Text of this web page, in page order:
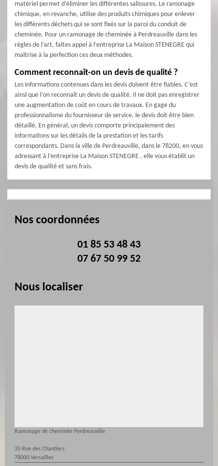
matériel permet d’éliminer les différentes salissures. Le ramonage
chimique, en revanche, utilise des produits chimiques pour enlever
les différents déchets qui se sont fixés sur la paroi du conduit de
cheminée. Pour un ramonage de cheminée à Perdreauville dans les
règles de l’art, faites appel à l’entreprise La Maison STENEGRE qui
maîtrise à la perfection ces deux méthodes.
Comment reconnaît-on un devis de qualité ?
Les informations contenues dans les devis doivent être fiables. C’est
ainsi que l’on reconnaît un devis de qualité. Il ne doit pas enregistrer
une augmentation de coût en cours de travaux. En gage du
professionnalisme du fournisseur de service, le devis doit être bien
détaillé. En général, un devis comporte principalement des
informations sur les détails de la prestation et les tarifs
correspondants. Dans la ville de Perdreauville, dans le 78200, en vous
adressant à l’entreprise La Maison STENEGRE , elle vous établit un
devis de qualité et sans frais.
Nos coordonnées
01 85 53 48 43
07 67 50 99 52
Nous localiser
Ramonage de cheminée Perdreauville
35 Rue des Chantiers
78000 Versailles